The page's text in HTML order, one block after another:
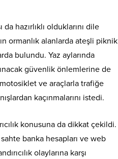
da hazırlıklı olduklarını dile
ormanlık alanlarda ateşli piknik
bulundu. Yaz aylarında
güvenlik önlemlerine de
ve araçlarla trafiğe
kaçınmalarını istedi.
konusuna da dikkat çekildi.
banka hesapları ve web
olaylarına karşı